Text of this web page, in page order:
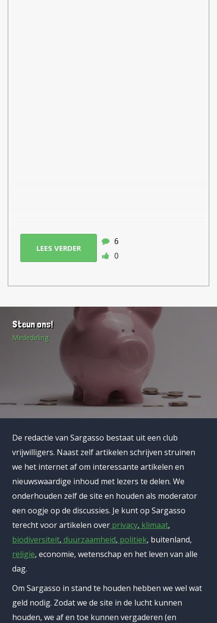
LEES VERDER
6
0
Steun ons!
Mededeling
De redactie van Sargasso bestaat uit een club
vrijwilligers. Naast zelf artikelen schrijven struinen
we het internet af om interessante artikelen en
nieuwswaardige inhoud met lezers te delen. We
onderhouden zelf de site en houden als moderator
een oogje op de discussies. Je kunt op Sargasso
terecht voor artikelen over privacy, klimaat,
biodiversiteit, duurzaamheid, politiek, buitenland,
religie, economie, wetenschap en het leven van alle
dag.
Om Sargasso in stand te houden hebben we wel wat
geld nodig. Zodat we de site in de lucht kunnen
houden, we af en toe kunnen vergaderen (en